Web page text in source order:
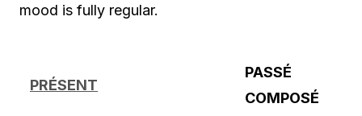
mood is fully regular.
PRÉSENT
PASSÉ
COMPOSÉ